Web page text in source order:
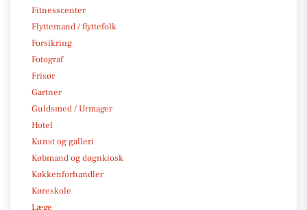
Fitnesscenter
Flyttemand / flyttefolk
Forsikring
Fotograf
Frisør
Gartner
Guldsmed / Urmager
Hotel
Kunst og galleri
Købmand og døgnkiosk
Køkkenforhandler
Køreskole
Læge